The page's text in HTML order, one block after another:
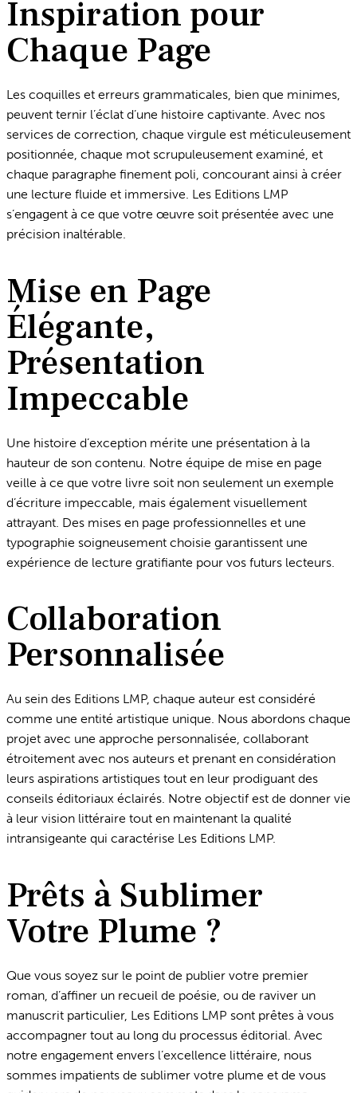
Inspiration pour
Chaque Page
Les coquilles et erreurs grammaticales, bien que minimes,
peuvent ternir l’éclat d’une histoire captivante. Avec nos
services de correction, chaque virgule est méticuleusement
positionnée, chaque mot scrupuleusement examiné, et
chaque paragraphe finement poli, concourant ainsi à créer
une lecture fluide et immersive. Les Editions LMP
s’engagent à ce que votre œuvre soit présentée avec une
précision inaltérable.
Mise en Page
Élégante,
Présentation
Impeccable
Une histoire d’exception mérite une présentation à la
hauteur de son contenu. Notre équipe de mise en page
veille à ce que votre livre soit non seulement un exemple
d’écriture impeccable, mais également visuellement
attrayant. Des mises en page professionnelles et une
typographie soigneusement choisie garantissent une
expérience de lecture gratifiante pour vos futurs lecteurs.
Collaboration
Personnalisée
Au sein des Editions LMP, chaque auteur est considéré
comme une entité artistique unique. Nous abordons chaque
projet avec une approche personnalisée, collaborant
étroitement avec nos auteurs et prenant en considération
leurs aspirations artistiques tout en leur prodiguant des
conseils éditoriaux éclairés. Notre objectif est de donner vie
à leur vision littéraire tout en maintenant la qualité
intransigeante qui caractérise Les Editions LMP.
Prêts à Sublimer
Votre Plume ?
Que vous soyez sur le point de publier votre premier
roman, d’affiner un recueil de poésie, ou de raviver un
manuscrit particulier, Les Editions LMP sont prêtes à vous
accompagner tout au long du processus éditorial. Avec
notre engagement envers l’excellence littéraire, nous
sommes impatients de sublimer votre plume et de vous